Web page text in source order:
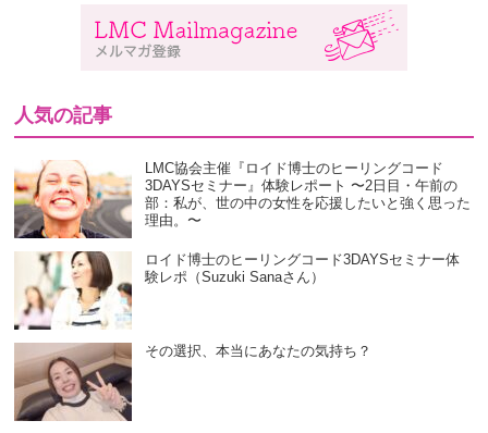
人気の記事
LMC協会主催『ロイド博士のヒーリングコード
3DAYSセミナー』体験レポート 〜2日目・午前の
部：私が、世の中の女性を応援したいと強く思った
理由。〜
ロイド博士のヒーリングコード3DAYSセミナー体
験レポ（Suzuki Sanaさん）
その選択、本当にあなたの気持ち？